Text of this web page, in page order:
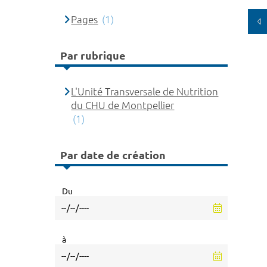
Pages (1)
Par rubrique
L'Unité Transversale de Nutrition
du CHU de Montpellier
(1)
Par date de création
Du
à